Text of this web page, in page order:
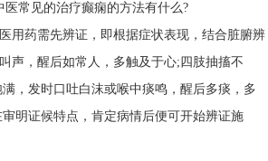
常见的治疗癫痫的方法有什么?
用药需先辨证，即根据症状表现，结合脏腑辨
声，醒后如常人，多触及于心;四肢抽搐不
，发时口吐白沫或喉中痰鸣，醒后多痰，多
明证候特点，肯定病情后便可开始辨证施